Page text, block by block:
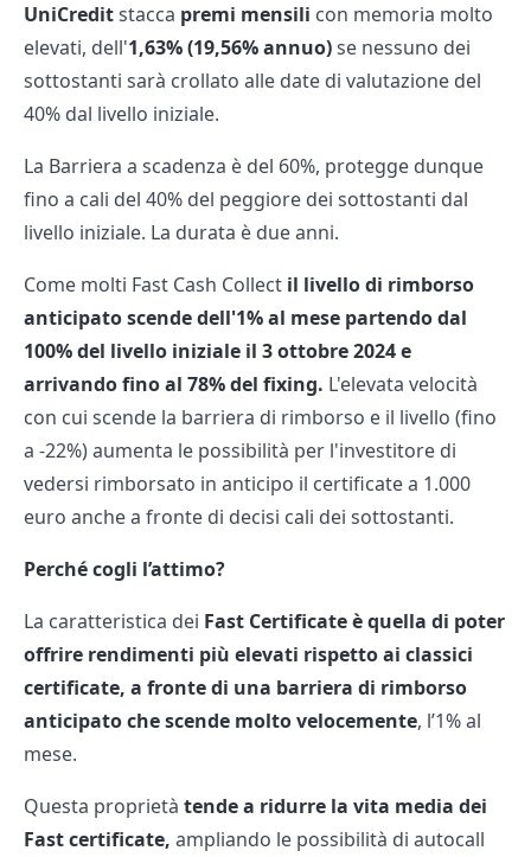
UniCreditstacca premi mensili con memoria molto
elevati, dell'1,63% (19,56% annuo)se nessuno dei
sottostanti sarà crollato alle date di valutazione del
40% dal livello iniziale.
La Barriera a scadenza è del 60%, protegge dunque
fino a cali del 40% del peggiore dei sottostanti dal
livello iniziale. La durata è due anni.
Come molti Fast Cash Collect il livello di rimborso
anticipato scende dell'1% al mese partendo dal
100% del livello iniziale il 3 ottobre 2024 e
arrivando fino al 78% del fixing. L'elevata velocità
con cui scende la barriera di rimborso e il livello (fino
a -22%) aumenta le possibilità per l'investitore di
vedersi rimborsato in anticipo il certificate a 1.000
euro anche a fronte di decisi cali dei sottostanti.
Perché cogli l’attimo?
La caratteristica dei Fast Certificate è quella di poter
offrire rendimenti più elevati rispetto ai classici
certificate, a fronte di una barriera di rimborso
anticipato che scende molto velocemente, l’1% al
mese.
Questa proprietà tende a ridurre la vita media dei
Fast certificate, ampliando le possibilità di autocall